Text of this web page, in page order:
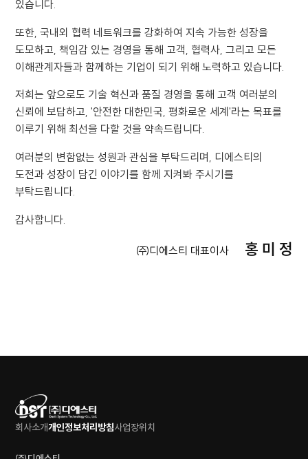
있습니다.
또한, 국내외 협력 네트워크를 강화하여 지속 가능한 성장을
도모하고, 책임감 있는 경영을 통해 고객, 협력사, 그리고 모든
이해관계자들과 함께하는 기업이 되기 위해 노력하고 있습니다.
저희는 앞으로도 기술 혁신과 품질 경영을 통해 고객 여러분의
신뢰에 보답하고, '안전한 대한민국, 평화로운 세계'라는 목표를
이루기 위해 최선을 다할 것을 약속드립니다.
여러분의 변함없는 성원과 관심을 부탁드리며, 디에스티의
도전과 성장이 담긴 이야기를 함께 지켜봐 주시기를
부탁드립니다.
감사합니다.
㈜디에스티 대표이사 홍 미 정
회사소개개인정보처리방침사업장위치